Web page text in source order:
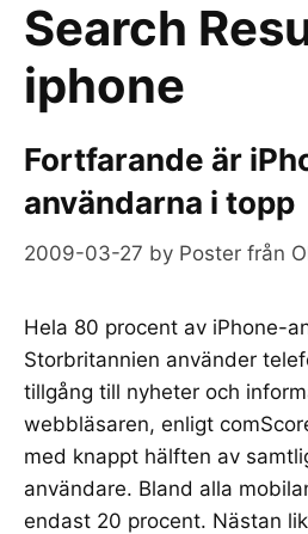
Search
iphone
Fortfarande är
användarna i topp
2009-03-27 by Poster från
Hela 80 procent av iPhone-
Storbritannien använder
tillgång till nyheter och
webbläsaren, enligt
med knappt hälften av
användare. Bland alla
endast 20 procent. Nästan